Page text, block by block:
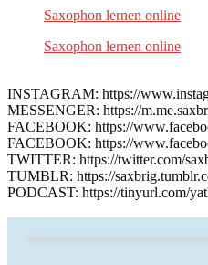
Saxophon lernen online
Saxophon lernen online
INSTAGRAM: https://
MESSENGER: https://
FACEBOOK: https://
FACEBOOK: https://
TWITTER: https://twitter.com/
TUMBLR: https://
PODCAST: https://tinyurl.com/